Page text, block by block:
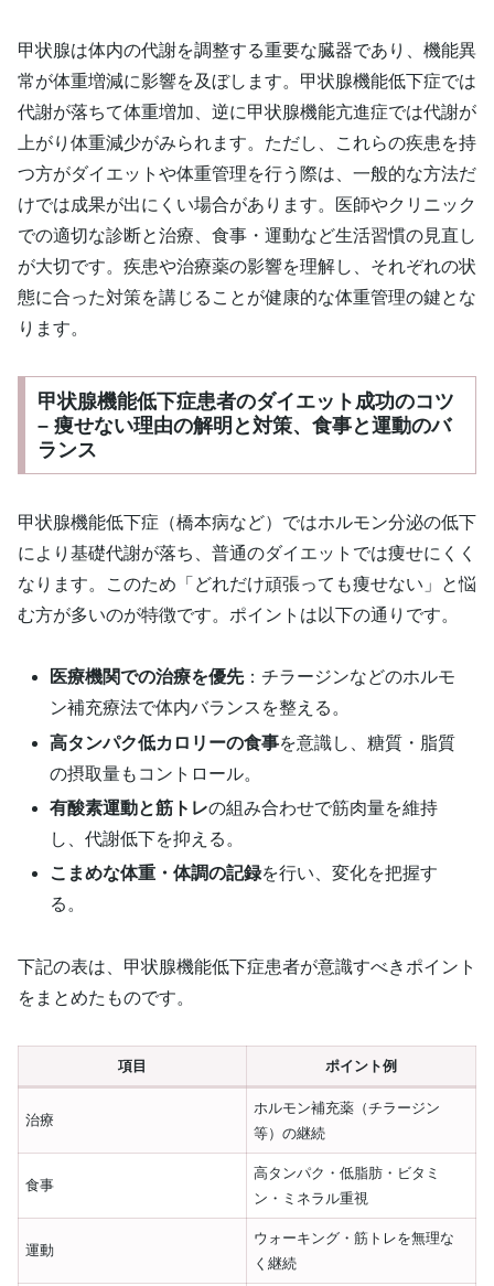
甲状腺は体内の代謝を調整する重要な臓器であり、機能異
常が体重増減に影響を及ぼします。甲状腺機能低下症では
代謝が落ちて体重増加、逆に甲状腺機能亢進症では代謝が
上がり体重減少がみられます。ただし、これらの疾患を持
つ方がダイエットや体重管理を行う際は、一般的な方法だ
けでは成果が出にくい場合があります。医師やクリニック
での適切な診断と治療、食事・運動など生活習慣の見直し
が大切です。疾患や治療薬の影響を理解し、それぞれの状
態に合った対策を講じることが健康的な体重管理の鍵とな
ります。
甲状腺機能低下症患者のダイエット成功のコツ
– 痩せない理由の解明と対策、食事と運動のバ
ランス
甲状腺機能低下症（橋本病など）ではホルモン分泌の低下
により基礎代謝が落ち、普通のダイエットでは痩せにくく
なります。このため「どれだけ頑張っても痩せない」と悩
む方が多いのが特徴です。ポイントは以下の通りです。
医療機関での治療を優先：チラージンなどのホルモ
ン補充療法で体内バランスを整える。
高タンパク低カロリーの食事を意識し、糖質・脂質
の摂取量もコントロール。
有酸素運動と筋トレの組み合わせで筋肉量を維持
し、代謝低下を抑える。
こまめな体重・体調の記録を行い、変化を把握す
る。
下記の表は、甲状腺機能低下症患者が意識すべきポイント
をまとめたものです。
項目 ポイント例
治療
ホルモン補充薬（チラージン
等）の継続
食事
高タンパク・低脂肪・ビタミ
ン・ミネラル重視
運動
ウォーキング・筋トレを無理な
く継続